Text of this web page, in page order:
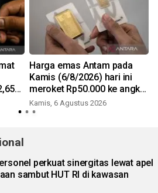
Harga emas Antam pada
Kamis (6/8/2026) hari ini
meroket Rp50.000 ke angka
Rp2,679 juta/gr
Kamis, 6 Agustus 2026
perkuat sinergitas lewat apel
sambut HUT RI di kawasan